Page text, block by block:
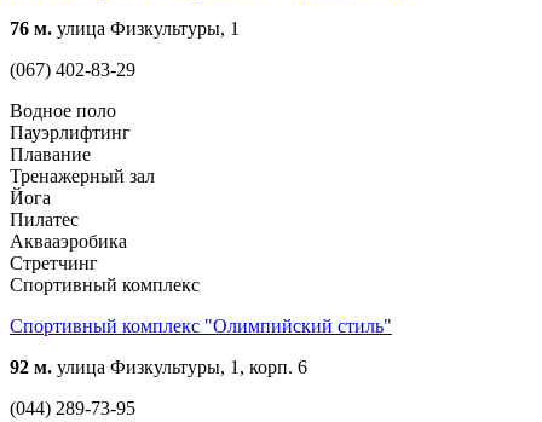
76 м. улица Физкультуры, 1
(067) 402-83-29
Водное поло
Пауэрлифтинг
Плавание
Тренажерный зал
Йога
Пилатес
Аквааэробика
Стретчинг
Спортивный комплекс
Спортивный комплекс "Олимпийский стиль"
92 м. улица Физкультуры, 1, корп. 6
(044) 289-73-95